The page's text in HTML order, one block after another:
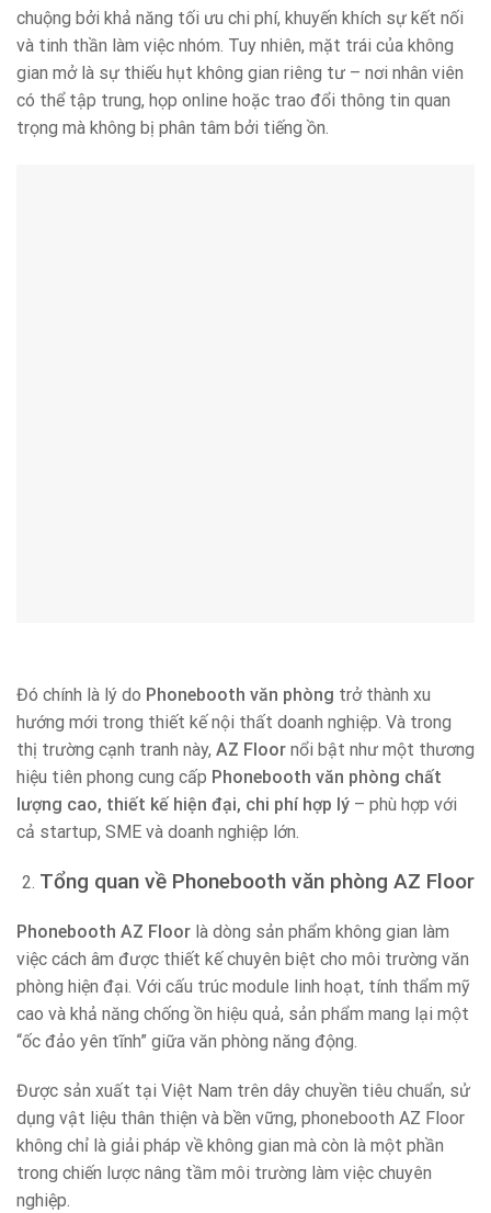
chuộng bởi khả năng tối ưu chi phí, khuyến khích sự kết nối
và tinh thần làm việc nhóm. Tuy nhiên, mặt trái của không
gian mở là sự thiếu hụt không gian riêng tư – nơi nhân viên
có thể tập trung, họp online hoặc trao đổi thông tin quan
trọng mà không bị phân tâm bởi tiếng ồn.
Đó chính là lý do Phonebooth văn phòng trở thành xu
hướng mới trong thiết kế nội thất doanh nghiệp. Và trong
thị trường cạnh tranh này, AZ Floor nổi bật như một thương
hiệu tiên phong cung cấp Phonebooth văn phòng chất
lượng cao, thiết kế hiện đại, chi phí hợp lý – phù hợp với
cả startup, SME và doanh nghiệp lớn.
Tổng quan về Phonebooth văn phòng AZ Floor
Phonebooth AZ Floor là dòng sản phẩm không gian làm
việc cách âm được thiết kế chuyên biệt cho môi trường văn
phòng hiện đại. Với cấu trúc module linh hoạt, tính thẩm mỹ
cao và khả năng chống ồn hiệu quả, sản phẩm mang lại một
“ốc đảo yên tĩnh” giữa văn phòng năng động.
Được sản xuất tại Việt Nam trên dây chuyền tiêu chuẩn, sử
dụng vật liệu thân thiện và bền vững, phonebooth AZ Floor
không chỉ là giải pháp về không gian mà còn là một phần
trong chiến lược nâng tầm môi trường làm việc chuyên
nghiệp.